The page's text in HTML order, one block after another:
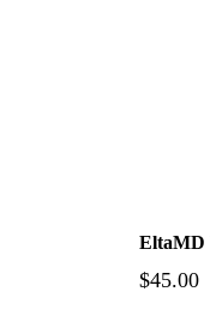
$45.00